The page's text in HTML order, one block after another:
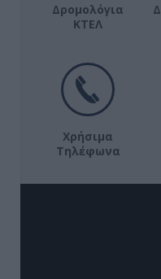
Δρομολόγια
ΚΤΕΛ
Χρήσιμα
Τηλέφωνα